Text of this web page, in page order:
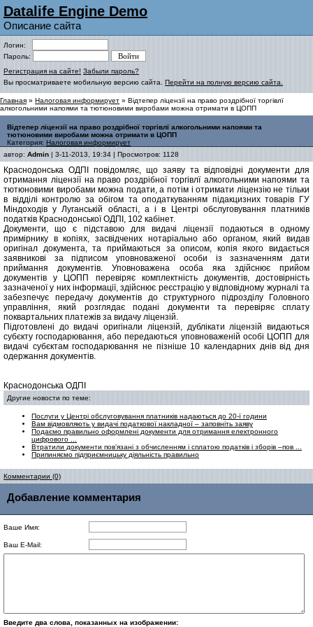
Datalife Engine Demo
Описание сайта
Логин:
Пароль:
Регистрация на сайте! Забыли пароль?
Вы просматриваете мобильную версию сайта. Перейти на полную версию сайта.
Главная » Налоговая информирует » Відтепер ліцензії на право роздрібної торгівлї
алкогольними напоями та тютюновими виробами можна отримати в ЦОПП
Відтепер ліцензії на право роздрібної торгівлї алкогольними напоями та
тютюновими виробами можна отримати в ЦОПП
Категория: Налоговая информирует
автор: Admin | 3-11-2013, 19:34 | Просмотров: 1128
Краснодонська ОДПІ повідомляє, що заяву та відповідні документи для
отримання ліцензії на право роздрібної торгівлї алкогольними напоями та
тютюновими виробами можна подати, а потім і отримати ліцензію не тільки
в відділі контролю за обігом та оподаткуванням підакцизних товарів ГУ
Міндоходів у Луганській області, а і в Центрі обслуговування платників
податків Краснодонської ОДПІ, 102 кабінет.
Документи, що є підставою для видачі ліцензії подаються в одному
примірнику в копіях, засвідчених нотаріально або органом, який видав
оригінал документа, та приймаються за описом, копія якого видається
заявникові за підписом уповноваженої особи із зазначенням дати
приймання документів. Уповноважена особа яка здійснює прийом
документів у ЦОПП перевіряє комплектність документів, достовірність
зазначеної у них інформації, здійснює реєстрацію у відповідному журналі та
забезпечує передачу документів до структурного підрозділу Головного
управління, який розглядає подані документи та перевіряє сплату
поквартальних платежів за видачу ліцензій.
Підготовлені до видачі оригінали ліцензій, дублікати ліцензій видаються
субєкту господарювання, або передаються уповноваженій особі ЦОПП для
видачі субєктам господарювання не пізніше 10 календарних днів від дня
одержання документів.
Краснодонська ОДПІ
Другие новости по теме:
Послуги у Центрі обслуговування платників надаються до 20-ї години
Вам відмовляють у видачі податкової накладної – заповніть заяву
Подаємо правильно оформлені документи для отримання електронного
цифрового ...
Втратили документи пов’язані з обчисленням і сплатою податків і зборів –пов ...
Припиняємо підприємницьку діяльність правильно
Комментарии (0)
Добавление комментария
Ваше Имя:
Ваш E-Mail:
Введите два слова, показанных на изображении: